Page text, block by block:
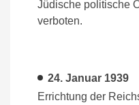
Jüdische politische
verboten.
24. Januar 1939
Errichtung der